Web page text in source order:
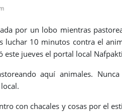
por un lobo mientras
luchar 10 minutos contra el
este jueves el portal local
aquí animales.
con chacales y cosas por el